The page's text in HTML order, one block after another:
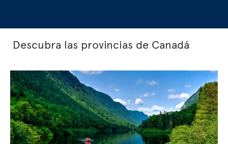
Descubra las provincias de Canadá